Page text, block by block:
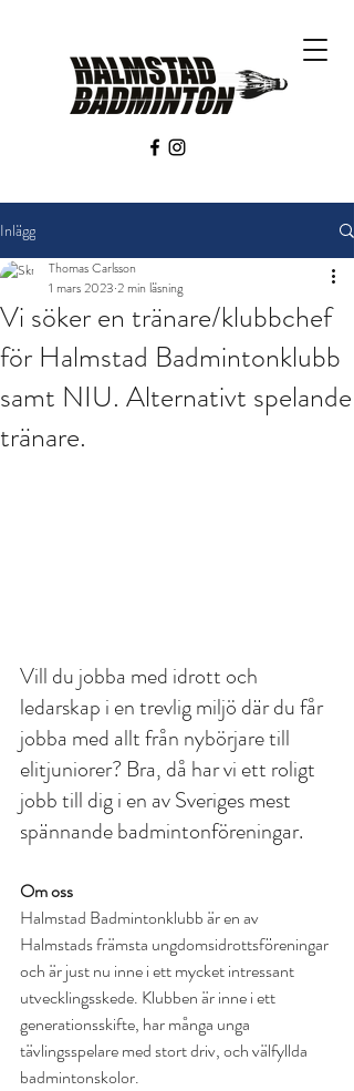
Inlägg
Vi söker en tränare/klubbchef
för Halmstad Badmintonklubb
samt NIU. Alternativt spelande
tränare.
Thomas Carlsson
1 mars 2023 2 min läsning
Vill du jobba med idrott och
ledarskap i en trevlig miljö där du får
jobba med allt från nybörjare till
elitjuniorer? Bra, då har vi ett roligt
jobb till dig i en av Sveriges mest
spännande badmintonföreningar.
Om oss
Halmstad Badmintonklubb är en av
Halmstads främsta ungdomsidrottsföreningar
och är just nu inne i ett mycket intressant
utvecklingsskede. Klubben är inne i ett
generationsskifte, har många unga
tävlingsspelare med stort driv, och välfyllda
badmintonskolor.